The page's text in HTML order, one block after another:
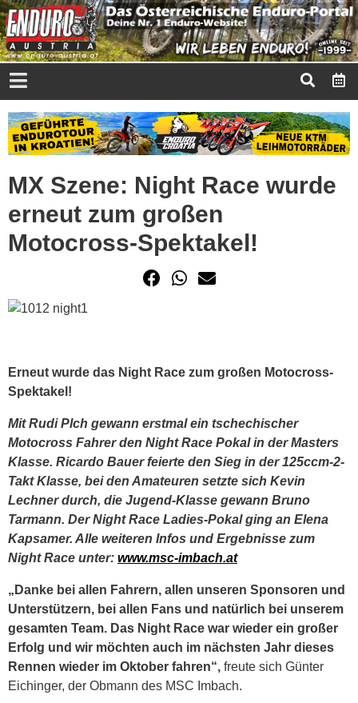
MX Szene: Night Race wurde
erneut zum großen
Motocross-Spektakel!
Erneut wurde das Night Race zum großen Motocross-
Spektakel!
Mit Rudi Plch gewann erstmal ein tschechischer
Motocross Fahrer den Night Race Pokal in der Masters
Klasse. Ricardo Bauer feierte den Sieg in der 125ccm-2-
Takt Klasse, bei den Amateuren setzte sich Kevin
Lechner durch, die Jugend-Klasse gewann Bruno
Tarmann. Der Night Race Ladies-Pokal ging an Elena
Kapsamer. Alle weiteren Infos und Ergebnisse zum
Night Race unter: www.msc-imbach.at
„Danke bei allen Fahrern, allen unseren Sponsoren und
Unterstützern, bei allen Fans und natürlich bei unserem
gesamten Team. Das Night Race war wieder ein großer
Erfolg und wir möchten auch im nächsten Jahr dieses
Rennen wieder im Oktober fahren“, freute sich Günter
Eichinger, der Obmann des MSC Imbach.